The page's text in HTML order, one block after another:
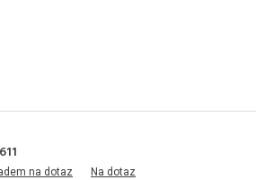
na dotaz Na dotaz